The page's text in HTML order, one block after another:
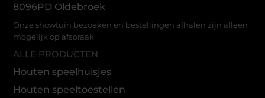
8096PD Oldebroek
Onze showtuin bezoeken en bestellingen afhalen zijn alleen
mogelijk op afspraak
ALLE PRODUCTEN
Houten speelhuisjes
Houten speeltoestellen